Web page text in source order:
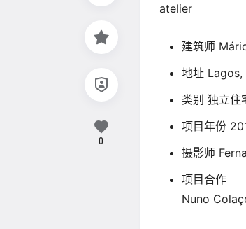
atelier
建筑师
地址 Lagos,
类别 独立住
项目年份
摄影师
项目合作
Nuno
0